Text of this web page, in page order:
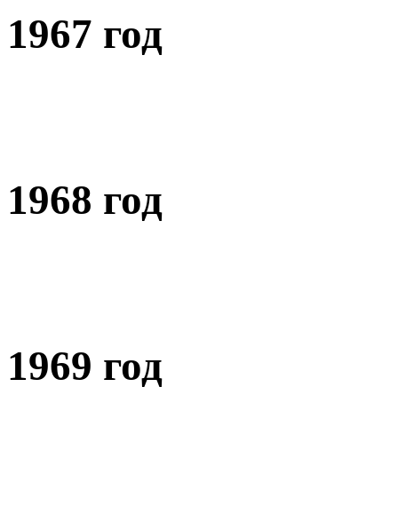
1967 год
1968 год
1969 год